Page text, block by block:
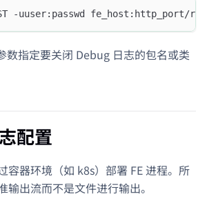
-uuser:passwd fe_host:http_port/
数指定要关闭 Debug 日志的包名或类
配置
容器环境（如 k8s）部署 FE 进程。所
输出流而不是文件进行输出。